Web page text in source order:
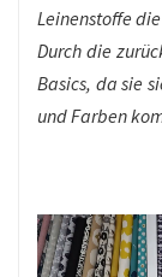
Leinenstoffe
Durch die
Basics, da sie
und Farben